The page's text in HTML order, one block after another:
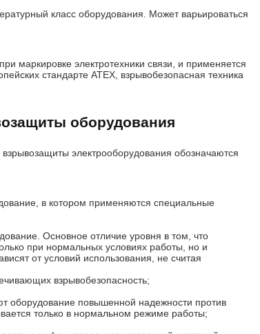
класс оборудования. Может варьироваться
маркировке электротехники связи, и применяется
стандарте ATEX, взрывобезопасная техника
оборудования
электрооборудования обозначаются
в котором применяются специальные
Основное отличие уровня в том, что
при нормальных условиях работы, но и
от условий использования, не считая
взрывобезопасность;
оборудование повышенной надежности против
только в нормальном режиме работы;